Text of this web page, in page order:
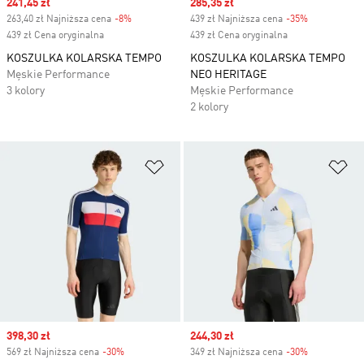
Sale price
241,45 zł
263,40 zł Najniższa cena -8%
439 zł Cena oryginalna
KOSZULKA KOLARSKA TEMPO
Męskie Performance
3 kolory
Sale price
285,35 zł
439 zł Najniższa cena -35%
439 zł Cena oryginalna
KOSZULKA KOLARSKA TEMPO
NEO HERITAGE
Męskie Performance
2 kolory
Dodaj do listy życzeń
Sale price
398,30 zł
569 zł Najniższa cena -30%
Sale price
244,30 zł
349 zł Najniższa cena -30%